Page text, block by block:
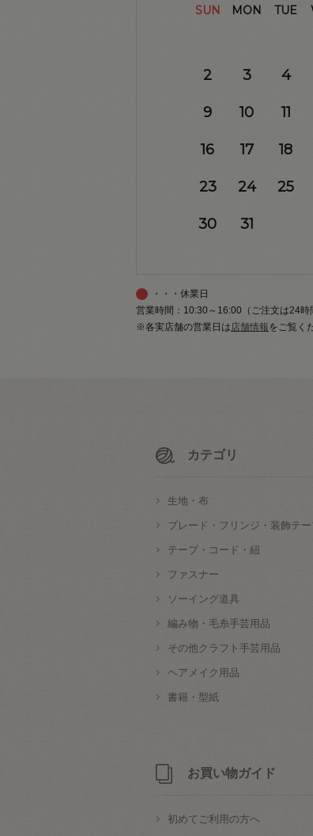
SUN MON TUE
2 3 4
9 10 11
16 17 18
23 24 25
30 31
・・・休業日
営業時間：10:30～16:00（ご注文は24時
※各実店舗の営業日は店舗情報をご覧く
カテゴリ
生地・布
ブレード・フリンジ・装飾テ
テープ・コード・紐
ファスナー
ソーイング道具
編み物・毛糸手芸用品
その他クラフト手芸用品
ヘアメイク用品
書籍・型紙
お買い物ガイド
初めてご利用の方へ